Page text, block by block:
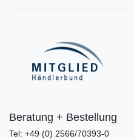
Beratung + Bestellung
Tel: +49 (0) 2566/70393-0